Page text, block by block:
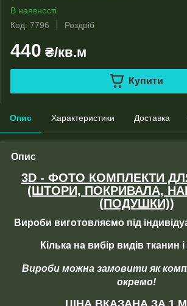
В наявності
Код: 7796
Роздріб
440 ₴/кв.м
Купити
Опис Характеристики Доставка
Опис
3D - ФОТО КОМПЛЕКТИ
(ШТОРИ, ПОКРИВАЛА,
(ПОДУШКИ))
Вироби виготовляємо під
Кілька на вибір видів тканин
Вироби можна замовити як
окремо!
ЦІНА ВКАЗАНА ЗА 1